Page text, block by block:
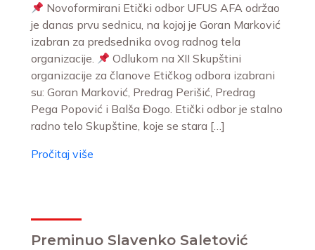
Novoformirani Etički odbor UFUS AFA održao
je danas prvu sednicu, na kojoj je Goran Marković
izabran za predsednika ovog radnog tela
organizacije.
Odlukom na XII Skupštini
organizacije za članove Etičkog odbora izabrani
su: Goran Marković, Predrag Perišić, Predrag
Pega Popović i Balša Đogo. Etički odbor je stalno
radno telo Skupštine, koje se stara […]
Pročitaj više
Preminuo Slavenko Saletović